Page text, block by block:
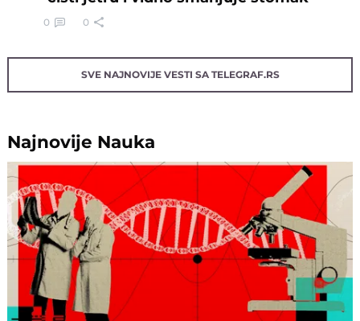
0 0
SVE NAJNOVIJE VESTI SA TELEGRAF.RS
Najnovije Nauka